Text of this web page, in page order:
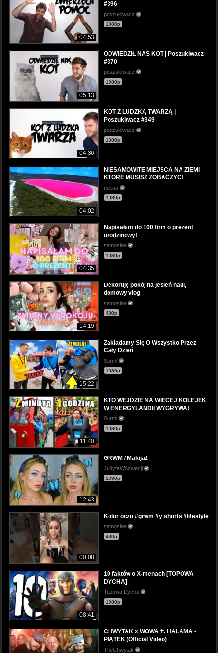
04:53
#396
poszukiwacz
1080p
05:13
ODWIEDZIŁ NAS KOT | Poszukiwacz
#370
poszukiwacz
1080p
04:36
KOT Z LUDZKĄ TWARZĄ |
Poszukiwacz #349
poszukiwacz
1080p
04:02
NIESAMOWITE MIEJSCA NA ZIEMI
KTÓRE MUSISZ ZOBACZYĆ!
neksu
1080p
04:35
Napisałam do 100 firm o prezent
urodzinowy!
samosiaa
1080p
14:19
Dekoruję pokój na jesień haul,
domowy vlog
samosiaa
480p
15:22
Zakładamy Się O Wszystko Przez
Cały Dzień
Surmi
1080p
11:40
KTO WEJDZIE NA WIĘCEJ KOLEJEK
W ENERGYLANDII WYGRYWA!
Surmi
1080p
12:43
GRWM / Makijaż
JudytaWSzwecji
1080p
00:08
Kolor oczu #grwm #ytshorts #lifestyle
samosiaa
480p
08:41
10 faktów o X-menach [TOPOWA
DYCHA]
Topowa Dycha
1080p
CHWYTAK x WOWA ft. HALAMA -
PIĄTEK (Official Video)
TheChwytak